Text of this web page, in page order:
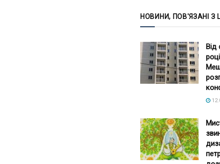
НОВИНИ, ПОВ'ЯЗАНІ З
Від